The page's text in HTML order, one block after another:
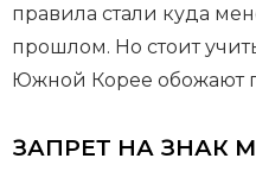
правила стали куда
прошлом. Но стоит
Южной Корее обожают
ЗАПРЕТ НА ЗНАК